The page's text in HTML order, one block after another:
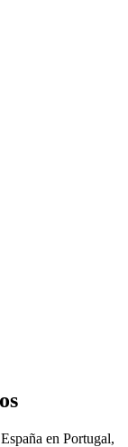
en Portugal,